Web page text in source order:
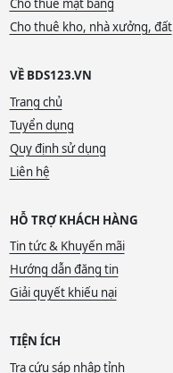
Cho thuê mặt bằng
Cho thuê kho, nhà xưởng, đất
VỀ BDS123.VN
Trang chủ
Tuyển dụng
Quy định sử dụng
Liên hệ
HỖ TRỢ KHÁCH HÀNG
Tin tức & Khuyến mãi
Hướng dẫn đăng tin
Giải quyết khiếu nại
TIỆN ÍCH
Tra cứu sáp nhập tỉnh